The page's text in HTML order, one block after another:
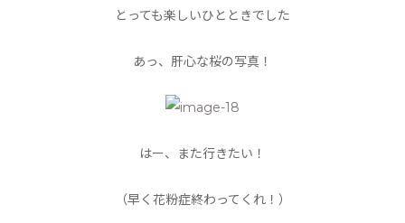
とっても楽しいひとときでした
あっ、肝心な桜の写真！
はー、また行きたい！
（早く花粉症終わってくれ！）